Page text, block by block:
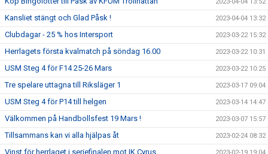
Kansliet stängt och Glad Påsk ! 2023-04-04 13:32
Clubdagar - 25 % hos Intersport 2023-03-22 15:32
Herrlagets första kvalmatch på söndag 16.00 2023-03-22 10:31
USM Steg 4 för F14 25-26 Mars 2023-03-22 10:25
Tre spelare uttagna till Riksläger 1 2023-03-17 09:04
USM Steg 4 för P14 till helgen 2023-03-14 14:47
Välkommen på Handbollsfest 19 Mars ! 2023-03-07 15:57
Tillsammans kan vi alla hjälpas åt 2023-02-24 08:32
Vinst för herrlaget i seriefinalen mot IK Cyrus